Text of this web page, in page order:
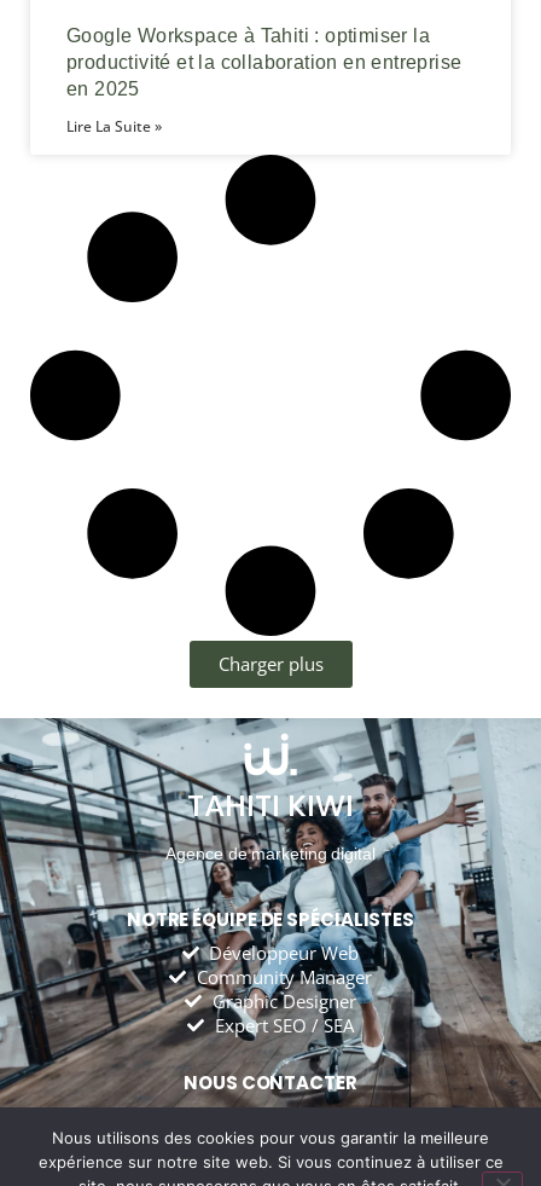
Google Workspace à Tahiti : optimiser la
productivité et la collaboration en entreprise
en 2025
Lire La Suite »
Charger plus
TAHITI KIWI
Agence de marketing digital
NOTRE ÉQUIPE DE SPÉCIALISTES
Développeur Web
Community Manager
Graphic Designer
Expert SEO / SEA
NOUS CONTACTER
tahitikiwiagency@gmail.com
Tahiti Kiwi Agency
Nous utilisons des cookies pour vous garantir la meilleure
expérience sur notre site web. Si vous continuez à utiliser ce